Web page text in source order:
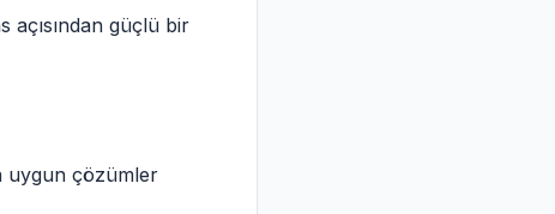
güçlü bir
uygun çözümler